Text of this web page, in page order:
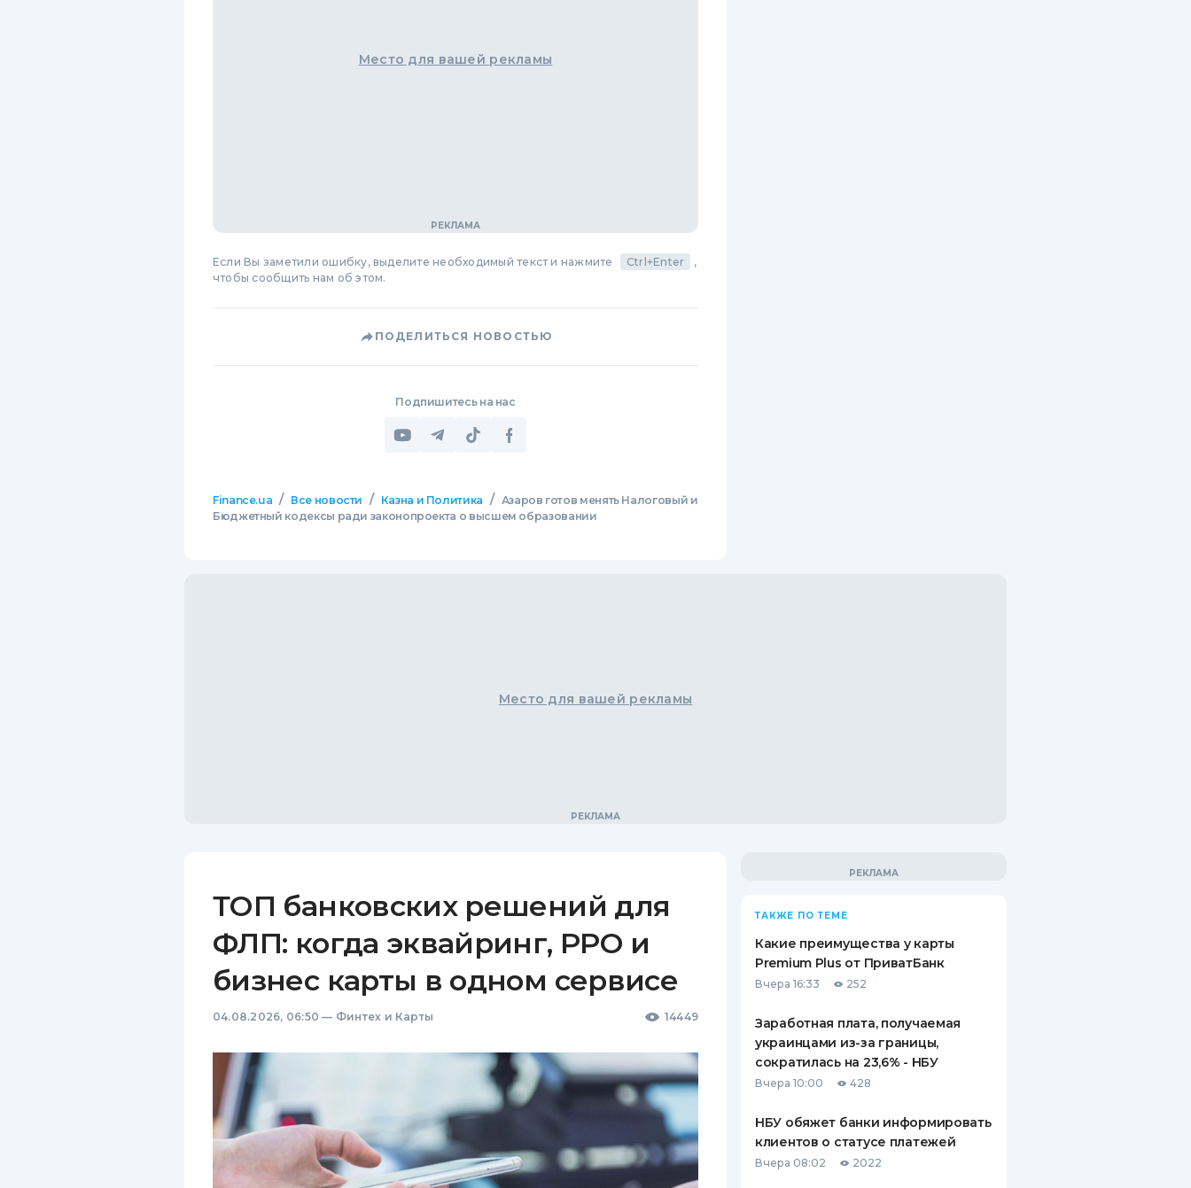
Место для вашей рекламы
Если Вы заметили ошибку, выделите необходимый текст и нажмите Ctrl+Enter
,
чтобы сообщить нам об этом.
ПОДЕЛИТЬСЯ НОВОСТЬЮ
Подпишитесь на нас
Finance.ua / Все новости / Казна и Политика / Азаров готов менять Налоговый и
Бюджетный кодексы ради законопроекта о высшем образовании
Место для вашей рекламы
ТОП банковских решений для
ФЛП: когда эквайринг, РРО и
бизнес карты в одном сервисе
04.08.2026, 06:50 — Финтех и Карты 14449
ТАКЖЕ ПО ТЕМЕ
Какие преимущества у карты
Premium Plus от ПриватБанк
Вчера 16:33 252
Заработная плата, получаемая
украинцами из-за границы,
сократилась на 23,6% - НБУ
Вчера 10:00 428
НБУ обяжет банки информировать
клиентов о статусе платежей
Вчера 08:02 2022